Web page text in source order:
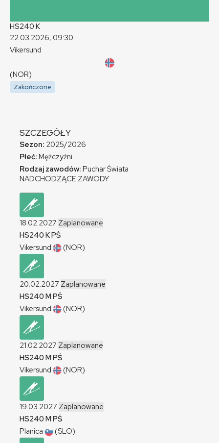
HS240 K
22.03.2026, 09:30
Vikersund
(NOR)
Zakończone
SZCZEGÓŁY
Sezon: 2025/2026
Płeć: Mężczyźni
Rodzaj zawodów: Puchar Świata
NADCHODZĄCE ZAWODY
18.02.2027 Zaplanowane
HS240KPŚ
Vikersund
(NOR)
20.02.2027 Zaplanowane
HS240MPŚ
Vikersund
(NOR)
21.02.2027 Zaplanowane
HS240MPŚ
Vikersund
(NOR)
19.03.2027 Zaplanowane
HS240MPŚ
Planica
(SLO)